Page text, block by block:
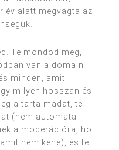
év alatt megvágta az
Te mondod meg,
van a domain
minden, amit
milyen hosszan és
a tartalmadat, te
(nem automata
a moderációra, hol
nem kéne), és te